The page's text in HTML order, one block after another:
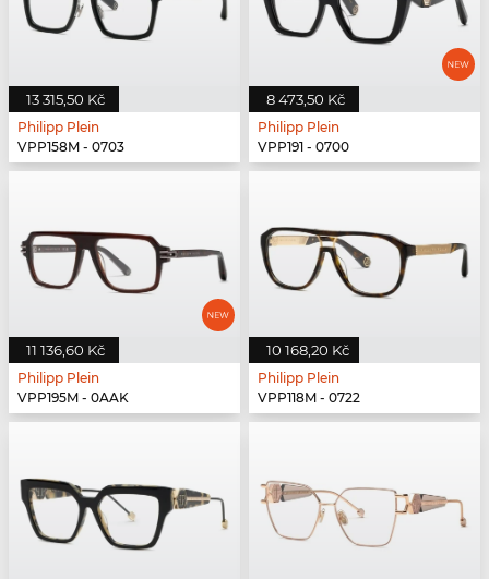
13 315,50 Kč
Philipp Plein
VPP158M - 0703
8 473,50 Kč
Philipp Plein
VPP191 - 0700
11 136,60 Kč
Philipp Plein
VPP195M - 0AAK
10 168,20 Kč
Philipp Plein
VPP118M - 0722